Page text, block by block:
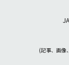
(記事、画像